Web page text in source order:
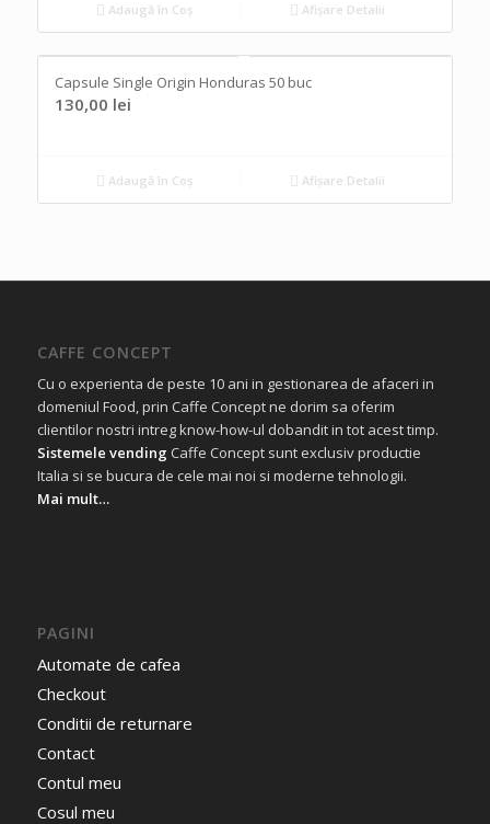
Adaugă în Coș Afișare Detalii
Capsule Single Origin Honduras 50 buc
130,00 lei
Adaugă în Coș Afișare Detalii
CAFFE CONCEPT
Cu o experienta de peste 10 ani in gestionarea de afaceri in
domeniul Food, prin Caffe Concept ne dorim sa oferim
clientilor nostri intreg know-how-ul dobandit in tot acest timp.
Sistemele vending Caffe Concept sunt exclusiv productie
Italia si se bucura de cele mai noi si moderne tehnologii.
Mai mult…
PAGINI
Automate de cafea
Checkout
Conditii de returnare
Contact
Contul meu
Cosul meu